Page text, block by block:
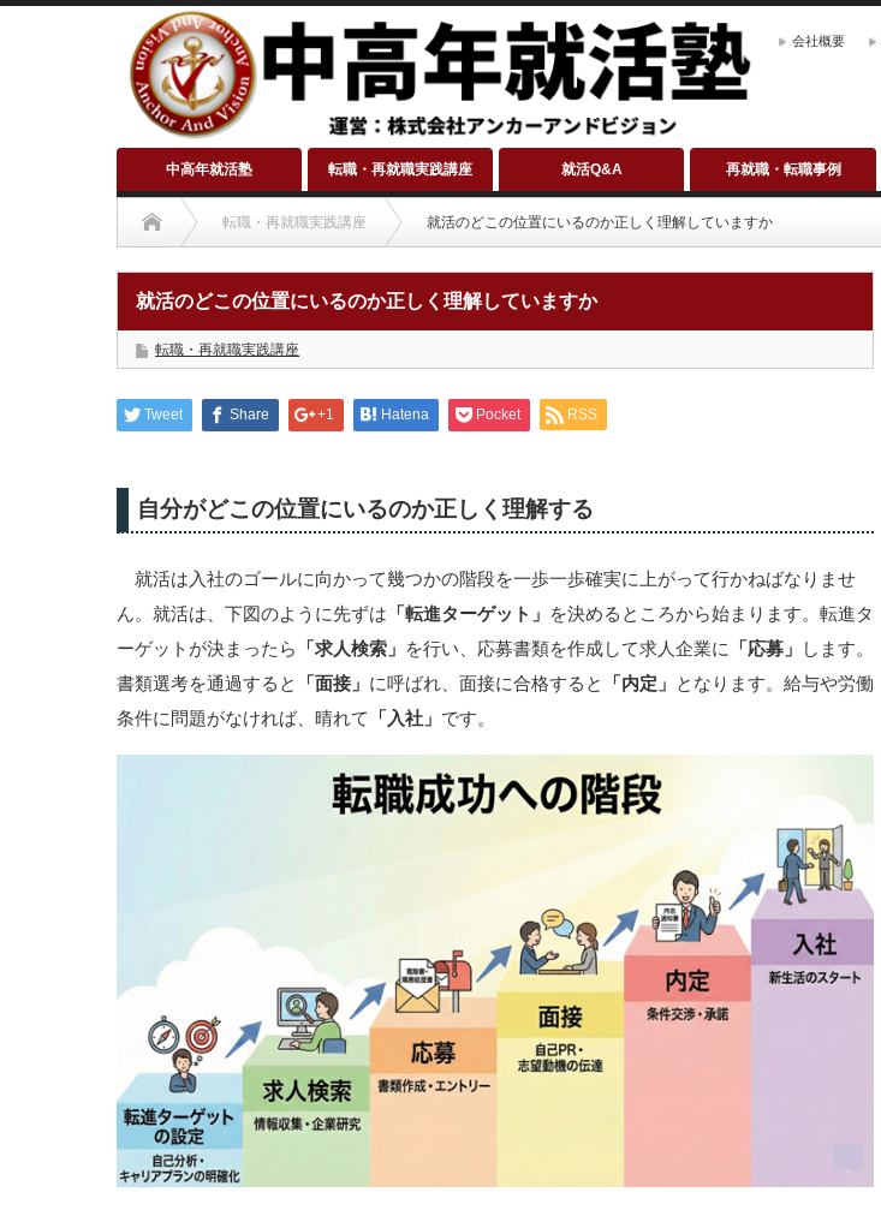
会社概要
中高年就活塾 転職・再就職実践講座 就活Q&A 再就職・転職事例
転職・再就職実践講座 就活のどこの位置にいるのか正しく理解していますか
就活のどこの位置にいるのか正しく理解していますか
転職・再就職実践講座
Tweet Share +1 Hatena Pocket RSS
自分がどこの位置にいるのか正しく理解する
就活は入社のゴールに向かって幾つかの階段を一歩一歩確実に上がって行かねばなりませ
ん。就活は、下図のように先ずは 「転進ターゲット」
を決めるところから始まります。転進タ
ーゲットが決まったら
「求人検索」 を行い、応募書類を作成して求人企業に 「応募」
します。
書類選考を通過すると
「面接」 に呼ばれ、面接に合格すると 「内定」
となります。給与や労働
条件に問題がなければ、晴れて
「入社」 です。